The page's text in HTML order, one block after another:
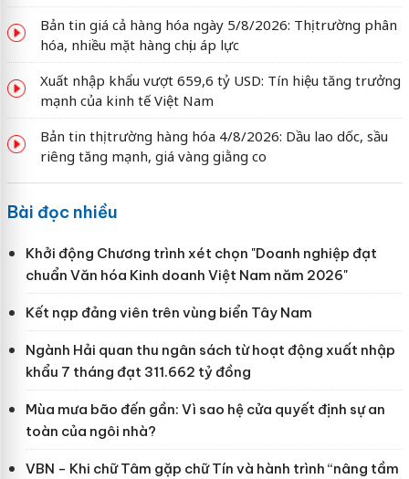
Bản tin giá cả hàng hóa ngày 5/8/2026: Thị trường phân
hóa, nhiều mặt hàng chịu áp lực
Xuất nhập khẩu vượt 659,6 tỷ USD: Tín hiệu tăng trưởng
mạnh của kinh tế Việt Nam
Bản tin thị trường hàng hóa 4/8/2026: Dầu lao dốc, sầu
riêng tăng mạnh, giá vàng giằng co
Bài đọc nhiều
Khởi động Chương trình xét chọn "Doanh nghiệp đạt
chuẩn Văn hóa Kinh doanh Việt Nam năm 2026"
Kết nạp đảng viên trên vùng biển Tây Nam
Ngành Hải quan thu ngân sách từ hoạt động xuất nhập
khẩu 7 tháng đạt 311.662 tỷ đồng
Mùa mưa bão đến gần: Vì sao hệ cửa quyết định sự an
toàn của ngôi nhà?
VBN - Khi chữ Tâm gặp chữ Tín và hành trình “nâng tầm